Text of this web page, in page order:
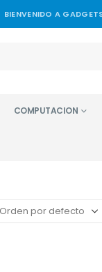
BIENVENIDO A
COMPUTACION